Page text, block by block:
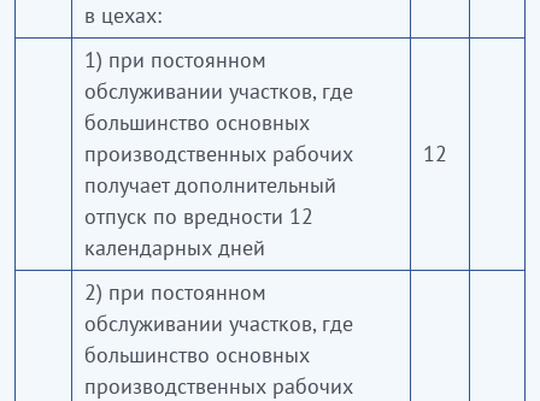
в цехах:
1) при постоянном
обслуживании участков, где
большинство основных
производственных рабочих
получает дополнительный
отпуск по вредности 12
календарных дней
12
2) при постоянном
обслуживании участков, где
большинство основных
производственных рабочих